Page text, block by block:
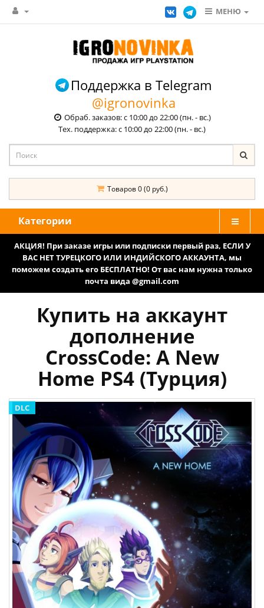
МЕНЮ
Поддержка в Telegram
@igronovinka
Обраб. заказов: с 10:00 до 22:00 (пн. - вс.)
Тех. поддержка: с 10:00 до 22:00 (пн. - вс.)
Товаров 0 (0 руб.)
Категории
АКЦИЯ! При заказе игры или подписки первый раз, ЕСЛИ У
ВАС НЕТ ТУРЕЦКОГО ИЛИ ИНДИЙСКОГО АККАУНТА, мы
поможем создать его БЕСПЛАТНО! От вас нам нужна только
почта вида @gmail.com
Купить на аккаунт
дополнение
CrossCode: A New
Home PS4 (Турция)
DLC